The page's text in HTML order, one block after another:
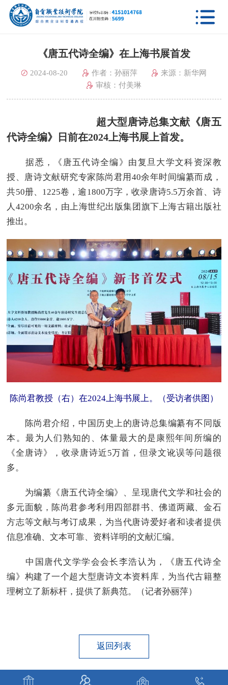

《唐五代诗全编》在上海书展首发
2024-08-20 作者：孙丽萍
来源：新华网
审核：付美琳
超大型唐诗总集文献《唐五
代诗全编》日前在2024上海书展上首发。
据悉，《唐五代诗全编》由复旦大学文科资深教
授、唐诗文献研究专家陈尚君用40余年时间编纂而成，
共50册、1225卷，逾1800万字，收录唐诗5.5万余首、诗
人4200余名，由上海世纪出版集团旗下上海古籍出版社
推出。
陈尚君教授（右）在2024上海书展上。（受访者供图）
陈尚君介绍，中国历史上的唐诗总集编纂有不同版
本。最为人们熟知的、体量最大的是康熙年间所编的
《全唐诗》，收录唐诗近5万首，但录文讹误等问题很
多。
为编纂《唐五代诗全编》、呈现唐代文学和社会的
多元面貌，陈尚君参考利用四部群书、佛道两藏、金石
方志等文献与考订成果，为当代唐诗爱好者和读者提供
信息准确、文本可靠、资料详明的文献汇编。
中国唐代文学学会会长李浩认为，《唐五代诗全
编》构建了一个超大型唐诗文本资料库，为当代古籍整
理树立了新标杆，提供了新典范。（记者孙丽萍）
返回列表
   